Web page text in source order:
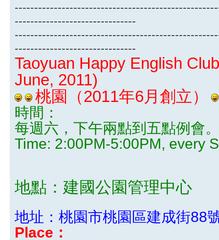
-------------------------------
-------------------------------
Taoyuan Happy English
June, 2011)
桃園（2011年6月創立）
時間：
每週六，下午兩點到五點例會
Time: 2:00PM-5:00PM, every
地點：建國公園管理中心
地址：桃園市桃園區建成街88
Place：